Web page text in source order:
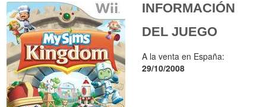
INFORMACIÓN
DEL JUEGO
A la venta en España:
29/10/2008